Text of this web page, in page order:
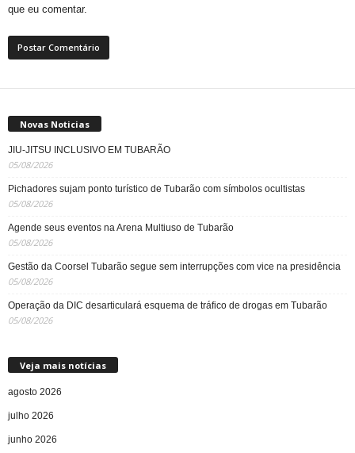
que eu comentar.
Novas Noticias
JIU-JITSU INCLUSIVO EM TUBARÃO
05/08/2026
Pichadores sujam ponto turístico de Tubarão com símbolos ocultistas
05/08/2026
Agende seus eventos na Arena Multiuso de Tubarão
05/08/2026
Gestão da Coorsel Tubarão segue sem interrupções com vice na presidência
05/08/2026
Operação da DIC desarticulará esquema de tráfico de drogas em Tubarão
05/08/2026
Veja mais notícias
agosto 2026
julho 2026
junho 2026